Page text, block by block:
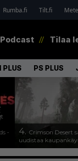
Rumba.fi Tilt.fi
Podcast Tilaa
PLUS PS PLUS
-
4. Crimson Desert
uudistaa